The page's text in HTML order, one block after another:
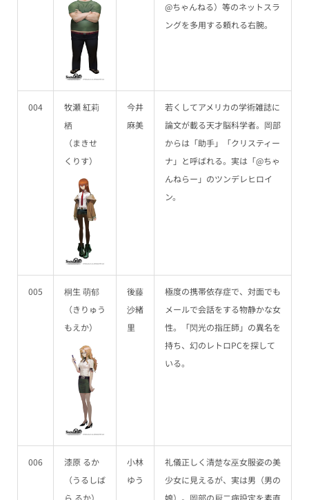
@ちゃんねる）等のネットスラ
ングを多用する頼れる右腕。
004
牧瀬 紅莉
栖
（まきせ
くりす）
今井
麻美
若くしてアメリカの学術雑誌に
論文が載る天才脳科学者。岡部
からは「助手」「クリスティー
ナ」と呼ばれる。実は「@ちゃ
んねらー」のツンデレヒロイ
ン。
005
桐生 萌郁
（きりゅう
もえか）
後藤
沙緒
里
極度の携帯依存症で、対面でも
メールで会話をする物静かな女
性。「閃光の指圧師」の異名を
持ち、幻のレトロPCを探して
いる。
006
漆原 るか
（うるしば
小林
ゆう
礼儀正しく清楚な巫女服姿の美
少女に見えるが、実は男（男の